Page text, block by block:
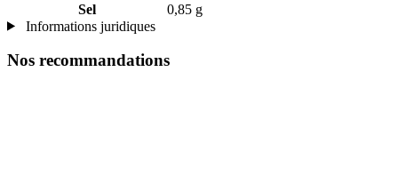
Sel
0,85 g
Informations juridiques
Nos recommandations